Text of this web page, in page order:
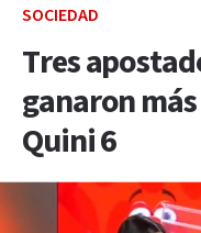
SOCIEDAD
Tres
ganaron
Quini 6